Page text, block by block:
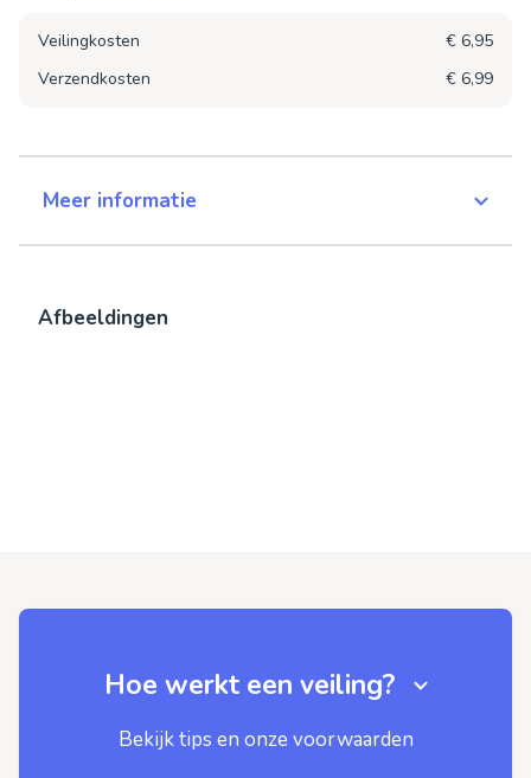
Veilingkosten
€ 6,95
Verzendkosten
€ 6,99
Meer informatie
Afbeeldingen
Hoe werkt een veiling?
Bekijk tips en onze voorwaarden